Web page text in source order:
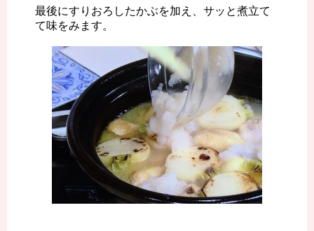
最後にすりおろしたかぶを加え、サッと煮立て
て味をみます。